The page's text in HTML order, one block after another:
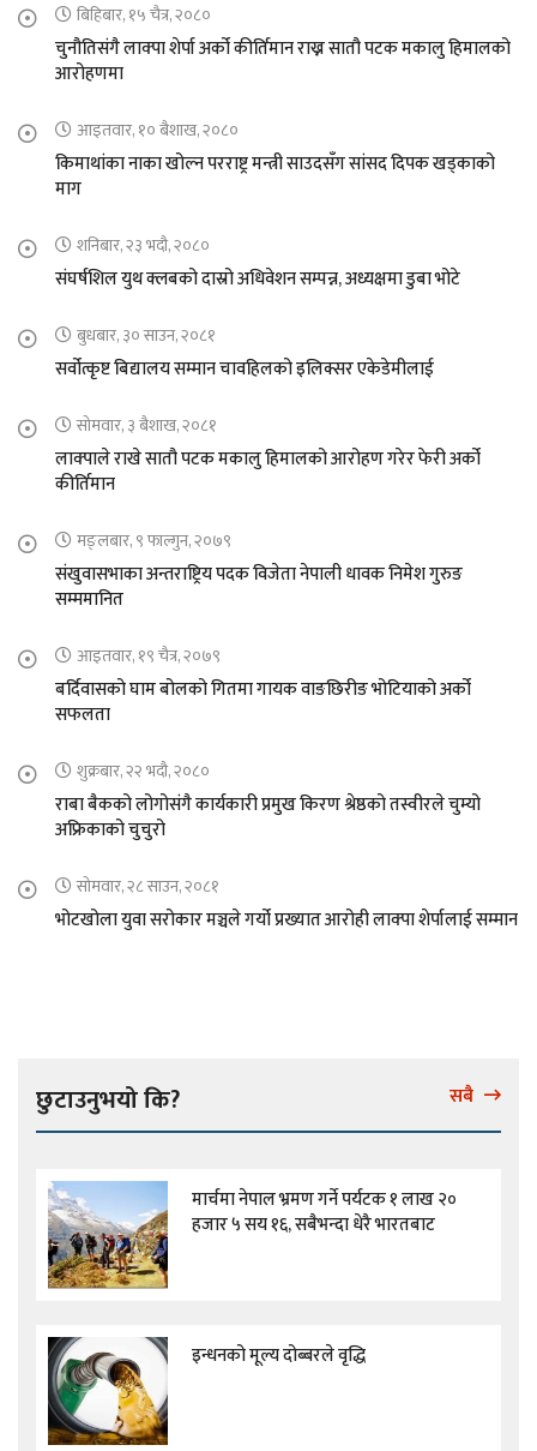
बिहिबार, १५ चैत्र, २०८०
चुनौतिसंगै लाक्पा शेर्पा अर्को कीर्तिमान राख्न सातौ पटक मकालु हिमालको
आरोहणमा
आइतवार, १० बैशाख, २०८०
किमाथांका नाका खोल्न परराष्ट्र मन्त्री साउदसँग सांसद दिपक खड्काको
माग
शनिबार, २३ भदौ, २०८०
संघर्षशिल युथ क्लबको दास्रो अधिवेशन सम्पन्न, अध्यक्षमा डुबा भोटे
बुधबार, ३० साउन, २०८१
सर्वोत्कृष्ट बिद्यालय सम्मान चावहिलको इलिक्सर एकेडेमीलाई
सोमवार, ३ बैशाख, २०८१
लाक्पाले राखे सातौ पटक मकालु हिमालको आरोहण गरेर फेरी अर्को
कीर्तिमान
मङ्लबार, ९ फाल्गुन, २०७९
संखुवासभाका अन्तराष्ट्रिय पदक विजेता नेपाली धावक निमेश गुरुङ
सम्ममानित
आइतवार, १९ चैत्र, २०७९
बर्दिवासको घाम बोलको गितमा गायक वाङछिरीङ भोटियाको अर्को
सफलता
शुक्रबार, २२ भदौ, २०८०
राबा बैकको लोगोसंगै कार्यकारी प्रमुख किरण श्रेष्ठको तस्वीरले चुम्यो
अफ्रिकाको चुचुरो
सोमवार, २८ साउन, २०८१
भोटखोला युवा सरोकार मञ्चले गर्यो प्रख्यात आरोही लाक्पा शेर्पालाई सम्मान
छुटाउनुभयो कि? सबै
मार्चमा नेपाल भ्रमण गर्ने पर्यटक १ लाख २०
हजार ५ सय १६, सबैभन्दा धेरै भारतबाट
इन्धनको मूल्य दोब्बरले वृद्धि